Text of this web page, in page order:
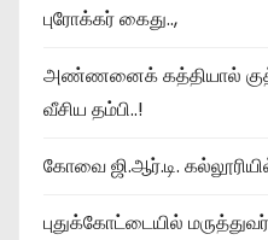
புரோக்கர் கைது..,
அண்ணனைக் கத்தியால்
வீசிய தம்பி..!
கோவை ஜி.ஆர்.டி.
புதுக்கோட்டையில்